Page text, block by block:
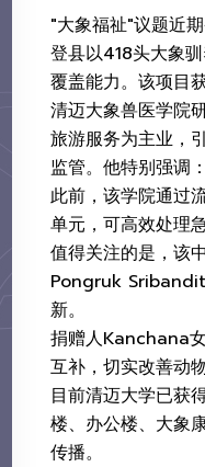
"大象福祉"议题近
登县以418头大象
覆盖能力。该项目
清迈大象兽医学院
旅游服务为主业，
监管。他特别强调
此前，该学院通过
单元，可高效处理
值得关注的是，该
Pongruk
新。
捐赠人Kanchana
互补，切实改善动
目前清迈大学已获
楼、办公楼、大象
传播。